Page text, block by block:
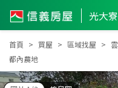
首頁 買屋 區域找屋
都內農地